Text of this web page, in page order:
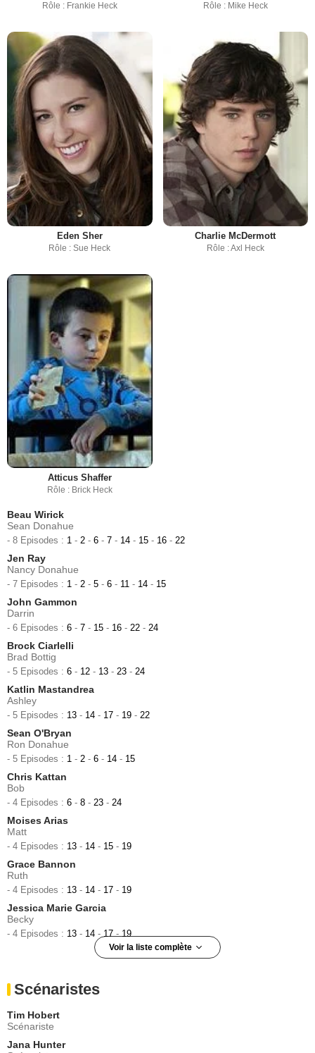
Rôle : Frankie Heck Rôle : Mike Heck
Eden Sher
Rôle : Sue Heck
Charlie McDermott
Rôle : Axl Heck
Atticus Shaffer
Rôle : Brick Heck
Beau Wirick
Sean Donahue
- 8 Episodes : 1 - 2 - 6 - 7 - 14 - 15 - 16 - 22
Jen Ray
Nancy Donahue
- 7 Episodes : 1 - 2 - 5 - 6 - 11 - 14 - 15
John Gammon
Darrin
- 6 Episodes : 6 - 7 - 15 - 16 - 22 - 24
Brock Ciarlelli
Brad Bottig
- 5 Episodes : 6 - 12 - 13 - 23 - 24
Katlin Mastandrea
Ashley
- 5 Episodes : 13 - 14 - 17 - 19 - 22
Sean O'Bryan
Ron Donahue
- 5 Episodes : 1 - 2 - 6 - 14 - 15
Chris Kattan
Bob
- 4 Episodes : 6 - 8 - 23 - 24
Moises Arias
Matt
- 4 Episodes : 13 - 14 - 15 - 19
Grace Bannon
Ruth
- 4 Episodes : 13 - 14 - 17 - 19
Jessica Marie Garcia
Becky
- 4 Episodes : 13 - 14 - 17 - 19
Voir la liste complète
- 4 Episodes :1-2-15
Tante Edie
- 3 Episodes :
Malcolm Foster Smith
Scénaristes
Tim Hobert
Scénariste
Jana Hunter